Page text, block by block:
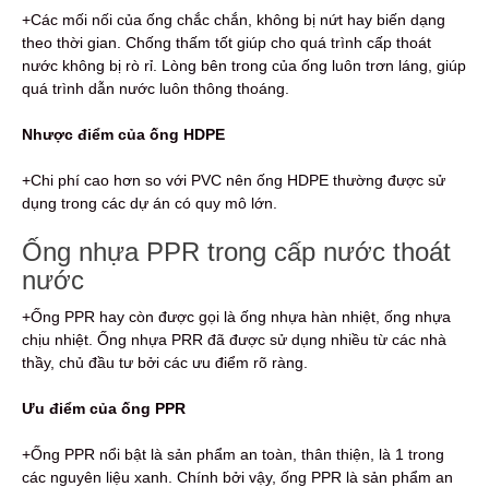
+Các mối nối của ống chắc chắn, không bị nứt hay biến dạng
theo thời gian. Chống thấm tốt giúp cho quá trình cấp thoát
nước không bị rò rỉ. Lòng bên trong của ống luôn trơn láng, giúp
quá trình dẫn nước luôn thông thoáng.
Nhược điểm của ống HDPE
+Chi phí cao hơn so với PVC nên ống HDPE thường được sử
dụng trong các dự án có quy mô lớn.
Ống nhựa PPR trong cấp nước thoát
nước
+Ống PPR hay còn được gọi là ống nhựa hàn nhiệt, ống nhựa
chịu nhiệt. Ống nhựa PRR đã được sử dụng nhiều từ các nhà
thầy, chủ đầu tư bởi các ưu điểm rõ ràng.
Ưu điểm của ống PPR
+Ống PPR nổi bật là sản phẩm an toàn, thân thiện, là 1 trong
các nguyên liệu xanh. Chính bởi vậy, ống PPR là sản phẩm an